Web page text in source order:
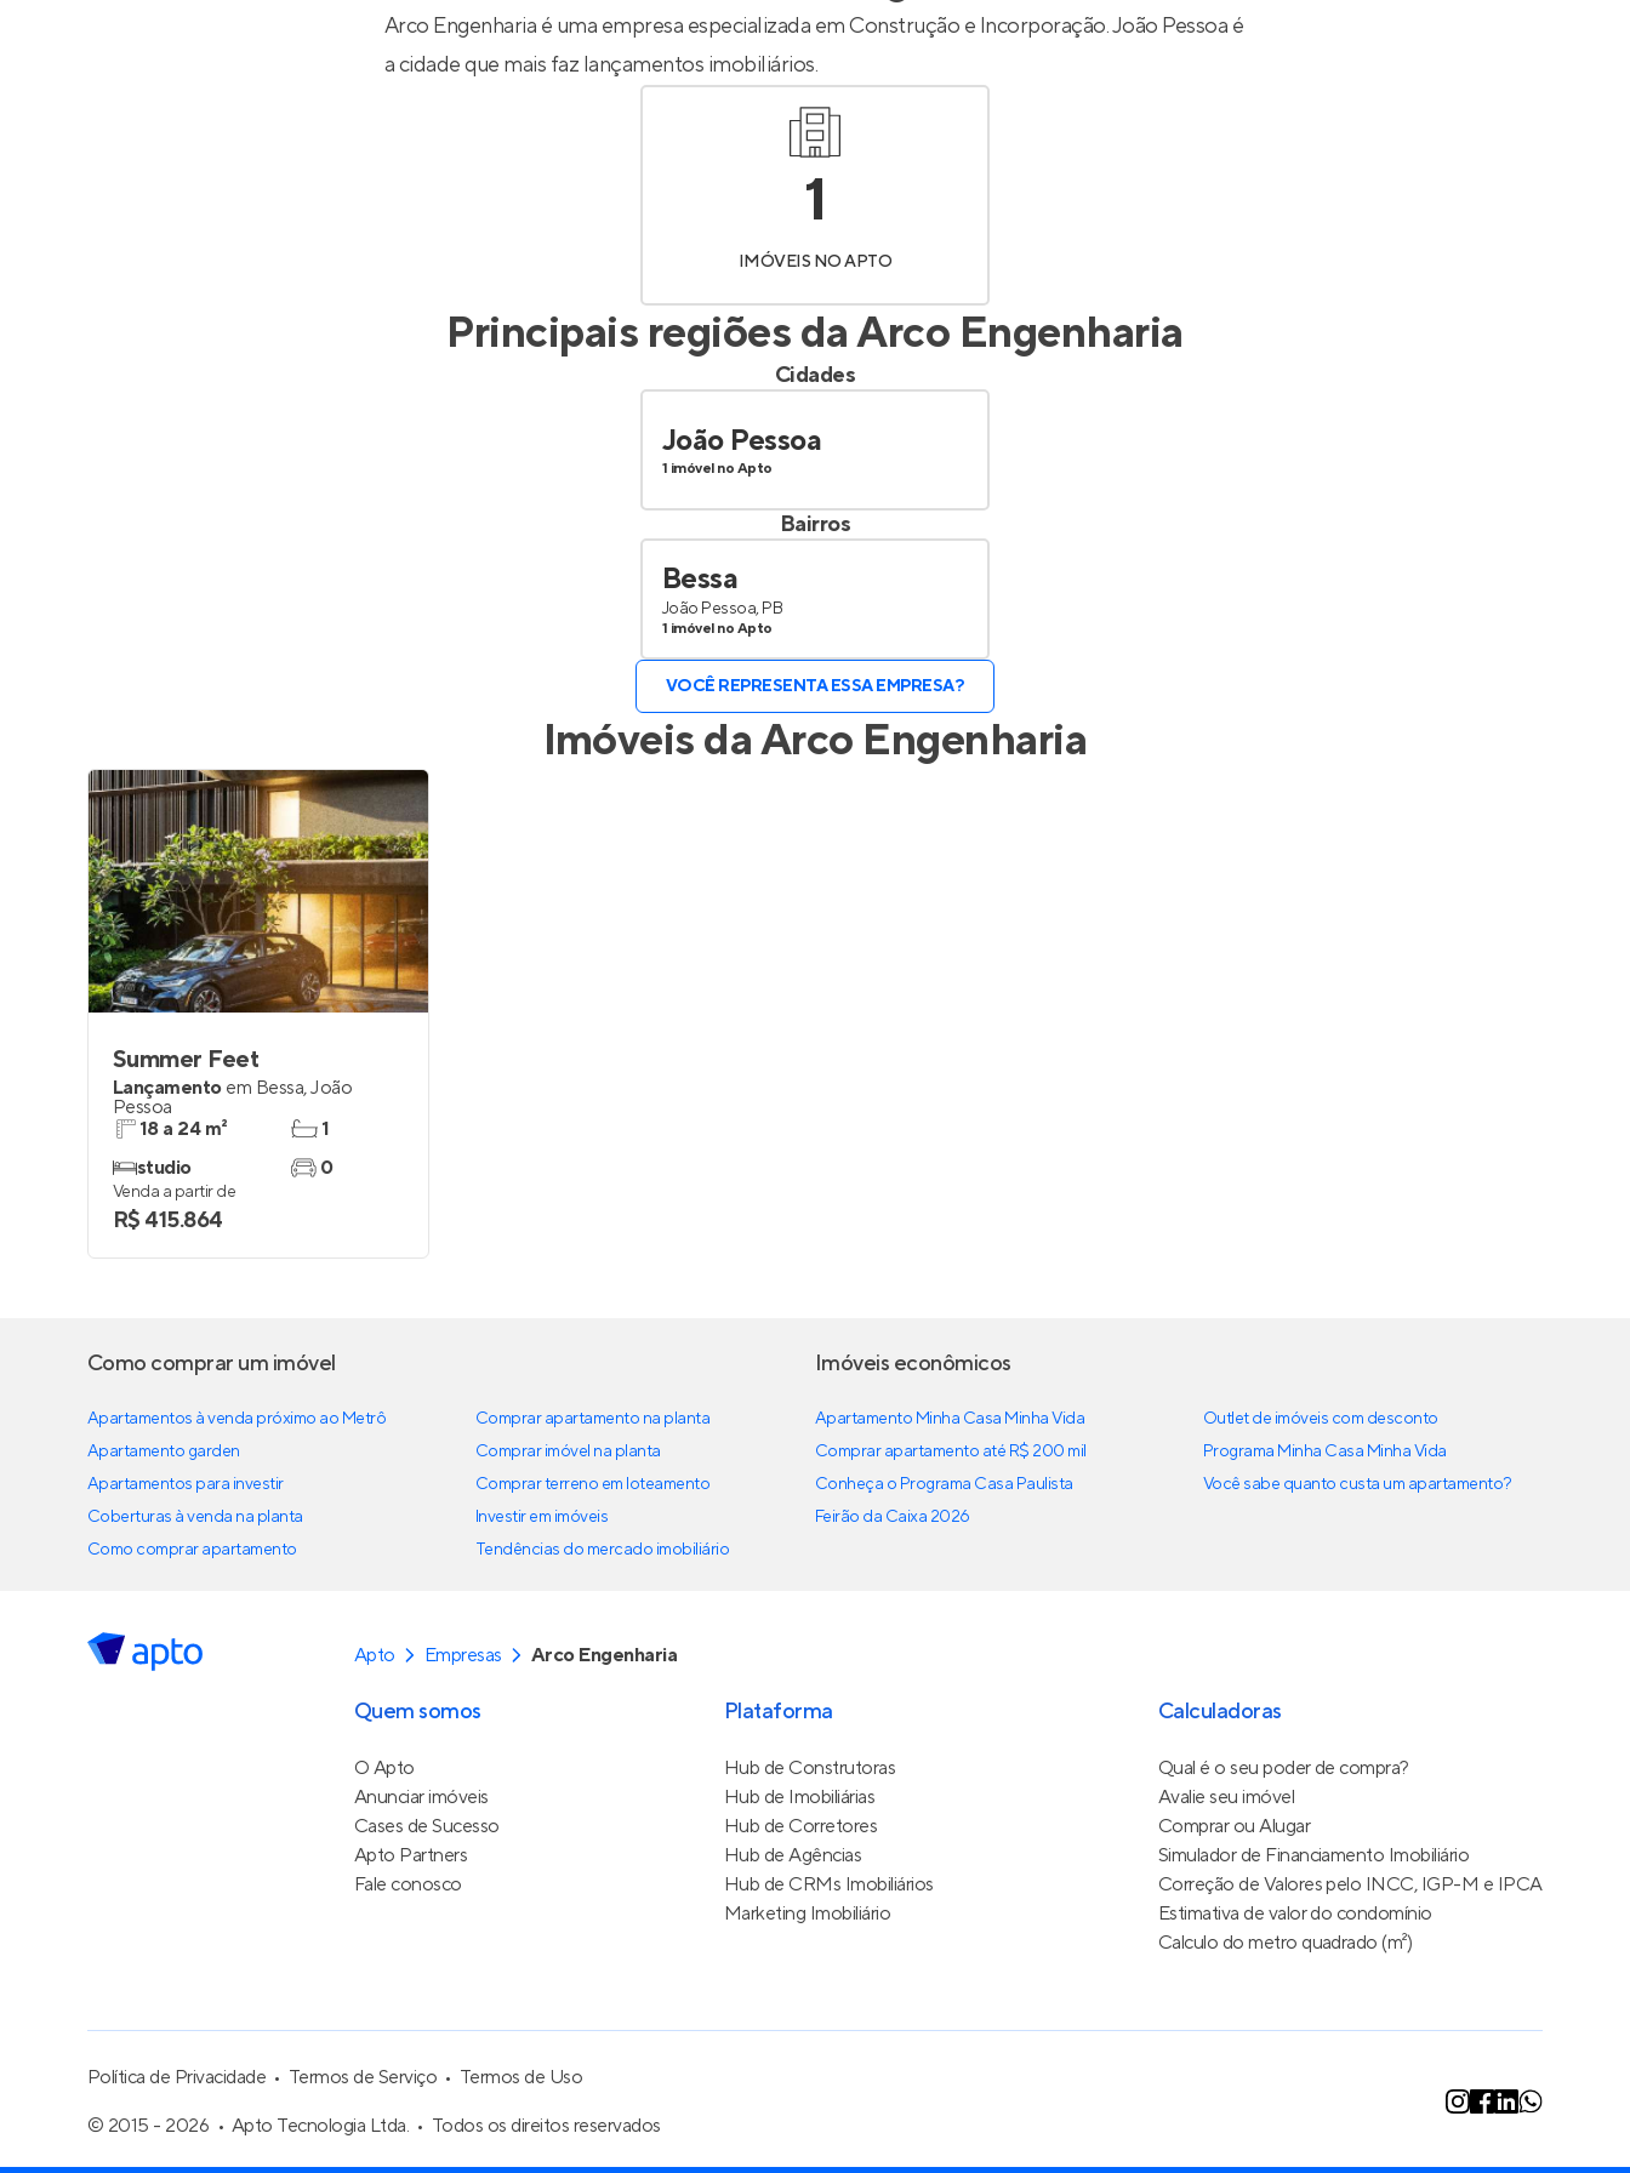
Entrar no Apto
Arco Engenharia é uma empresa especializada em Construção e Incorporação. João Pessoa é
a cidade que mais faz lançamentos imobiliários.
1
IMÓVEIS NO APTO
Principais regiões daArco Engenharia
Cidades
João Pessoa
1 imóvel no Apto
Bairros
Bessa
João Pessoa, PB
1 imóvel no Apto
VOCÊ REPRESENTA ESSA EMPRESA?
Imóveis daArco Engenharia
Summer Feet
Lançamento em Bessa,João
Pessoa
18 a 24 m²
studio
1
0
Venda a partir de
R$ 415.864
Como comprar um imóvel
Apartamentos à venda próximo ao Metrô
Apartamento garden
Apartamentos para investir
Coberturas à venda na planta
Como comprar apartamento
Comprar apartamento na planta
Comprar imóvel na planta
Comprar terreno em loteamento
Investir em imóveis
Tendências do mercado imobiliário
Imóveis econômicos
Apartamento Minha Casa Minha Vida
Comprar apartamento até R$ 200 mil
Conheça o Programa Casa Paulista
Feirão da Caixa 2026
Outlet de imóveis com desconto
Programa Minha Casa Minha Vida
Você sabe quanto custa um apartamento?
Apto Empresas Arco Engenharia
Quem somos
O Apto
Anunciar imóveis
Cases de Sucesso
Apto Partners
Fale conosco
Plataforma
Hub de Construtoras
Hub de Imobiliárias
Hub de Corretores
Hub de Agências
Hub de CRMs Imobiliários
Marketing Imobiliário
Calculadoras
Qual é o seu poder de compra?
Avalie seu imóvel
Comprar ou Alugar
Simulador de Financiamento Imobiliário
Correção de Valores pelo INCC, IGP-M e IPCA
Estimativa de valor do condomínio
Calculo do metro quadrado (m²)
Política de Privacidade Termos de Serviço
Termos de Uso
© 2015 - 2026
Apto Tecnologia Ltda. Todos os direitos reservados